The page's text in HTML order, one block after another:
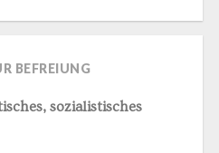
BEFREIUNG
sozialistisches